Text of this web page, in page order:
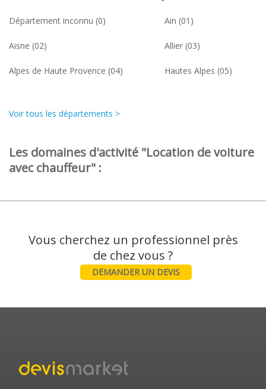
Département inconnu (0) Ain (01)
Aisne (02) Allier (03)
Alpes de Haute Provence (04) Hautes Alpes (05)
Voir tous les départements >
Les domaines d'activité "Location de voiture
avec chauffeur" :
Vous cherchez un professionnel près
DEMANDER UN DEVIS